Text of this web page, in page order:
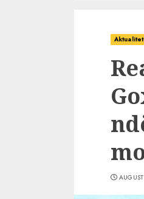
Aktualitet